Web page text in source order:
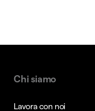
Chi siamo
Lavora con noi